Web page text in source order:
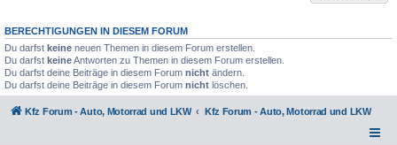
BERECHTIGUNGEN IN DIESEM FORUM
Du darfst keine neuen Themen in diesem Forum erstellen.
Du darfst keineAntworten zu Themen in diesem Forum erstellen.
Du darfst deine Beiträge in diesem Forum nicht ändern.
Du darfst deine Beiträge in diesem Forum nicht löschen.
Kfz Forum - Auto, Motorrad und LKW Kfz Forum - Auto, Motorrad und LKW